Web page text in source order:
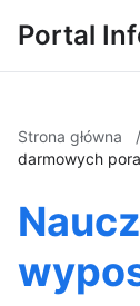
Portal
Strona główna /
darmowych